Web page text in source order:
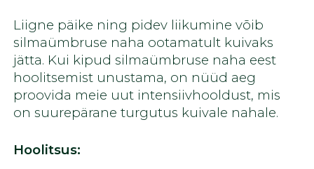
Liigne päike ning pidev liikumine võib
silmaümbruse naha ootamatult kuivaks
jätta. Kui kipud silmaümbruse naha eest
hoolitsemist unustama, on nüüd aeg
proovida meie uut intensiivhooldust, mis
on suurepärane turgutus kuivale nahale.
Hoolitsus: